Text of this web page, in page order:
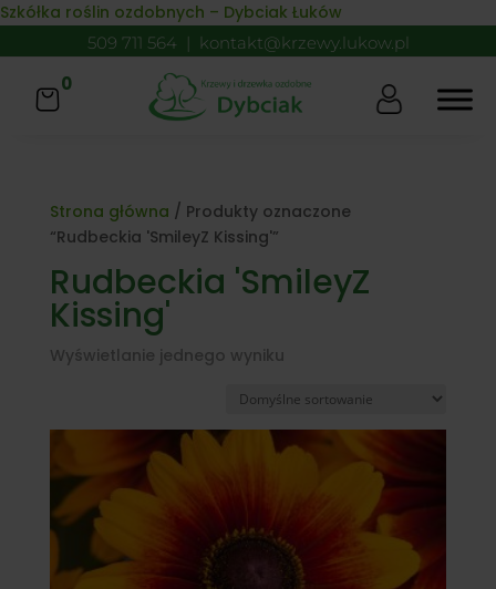
Skip to content
Szkółka roślin ozdobnych – Dybciak Łuków
509 711 564 | kontakt@krzewy.lukow.pl
0
Strona główna / Produkty oznaczone
“Rudbeckia 'SmileyZ Kissing'”
Rudbeckia 'SmileyZ
Kissing'
Wyświetlanie jednego wyniku